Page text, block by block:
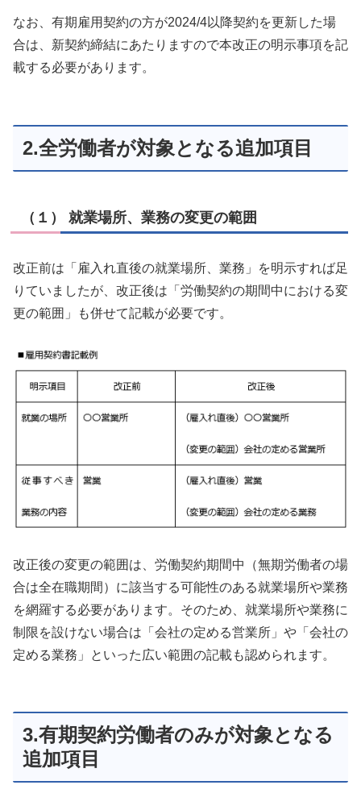
なお、有期雇用契約の方が2024/4以降契約を更新した場
合は、新契約締結にあたりますので本改正の明示事項を記
載する必要があります。
2.全労働者が対象となる追加項目
（１） 就業場所、業務の変更の範囲
改正前は「雇入れ直後の就業場所、業務」を明示すれば足
りていましたが、改正後は「労働契約の期間中における変
更の範囲」も併せて記載が必要です。
改正後の変更の範囲は、労働契約期間中（無期労働者の場
合は全在職期間）に該当する可能性のある就業場所や業務
を網羅する必要があります。そのため、就業場所や業務に
制限を設けない場合は「会社の定める営業所」や「会社の
定める業務」といった広い範囲の記載も認められます。
3.有期契約労働者のみが対象となる
追加項目